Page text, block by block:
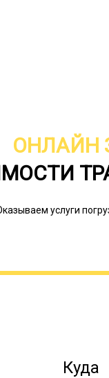
ОНЛАЙН
услуги
Куда